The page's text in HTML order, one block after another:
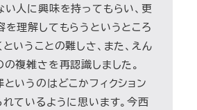
人に興味を持ってもらい、更
理解してもらうというところ
いうことの難しさ、また、えん
複雑さを再認識しました。
いうのはどこかフィクション
ているように思います。今西